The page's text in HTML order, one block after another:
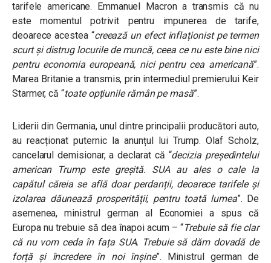
tarifele americane. Emmanuel Macron a transmis că nu
este momentul potrivit pentru impunerea de tarife,
deoarece acestea“creează un efect inflaționist pe termen
scurt și distrug locurile de muncă, ceea ce nu este bine nici
pentru economia europeană, nici pentru cea americană”.
Marea Britanie a transmis, prin intermediul premierului Keir
Starmer, că “toate opțiunile rămân pe masă”.
Liderii din Germania, unul dintre principalii producători auto,
au reacționat puternic la anunțul lui Trump. Olaf Scholz,
cancelarul demisionar, a declarat că “decizia președintelui
american Trump este greșită. SUA au ales o cale la
capătul căreia se află doar perdanții, deoarece tarifele și
izolarea dăunează prosperității, pentru toată lumea”. De
asemenea, ministrul german al Economiei a spus că
Europa nu trebuie să dea înapoi acum –“Trebuie să fie clar
că nu vom ceda în fața SUA. Trebuie să dăm dovadă de
forță și încredere în noi înșine”. Ministrul german de